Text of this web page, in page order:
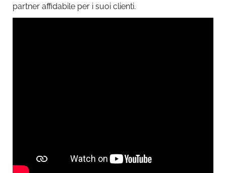
partner affidabile per i suoi clienti.